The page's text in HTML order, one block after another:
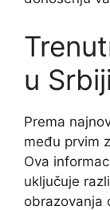
u
Prema
među prvim
Ova
uključuje
obrazovanja